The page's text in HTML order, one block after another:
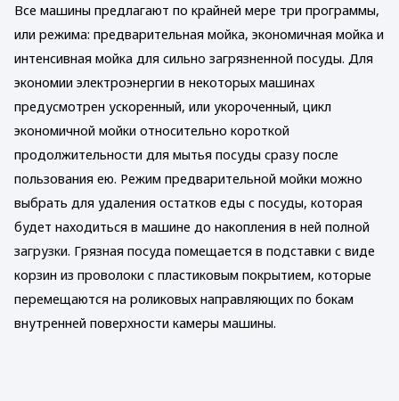
Все машины предлагают по крайней мере три программы,
или режима: предварительная мойка, экономичная мойка и
интенсивная мойка для сильно загрязненной посуды. Для
экономии электроэнергии в некоторых машинах
предусмотрен ускоренный, или укороченный, цикл
экономичной мойки относительно короткой
продолжительности для мытья посуды сразу после
пользования ею. Режим предварительной мойки можно
выбрать для удаления остатков еды с посуды, которая
будет находиться в машине до накопления в ней полной
загрузки. Грязная посуда помещается в подставки с виде
корзин из проволоки с пластиковым покрытием, которые
перемещаются на роликовых направляющих по бокам
внутренней поверхности камеры машины.